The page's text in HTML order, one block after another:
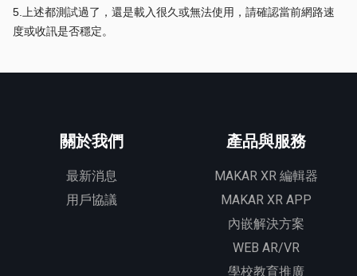
5.上述都測試過了，還是載入很久或無法使用，請確認當前網路速
度或收訊是否穩定。
關於我們
最新消息
用戶協議
產品與服務
MAKAR XR 編輯器
MAKAR XR APP
內嵌解決方案
WEB AR/VR
學校教育推廣